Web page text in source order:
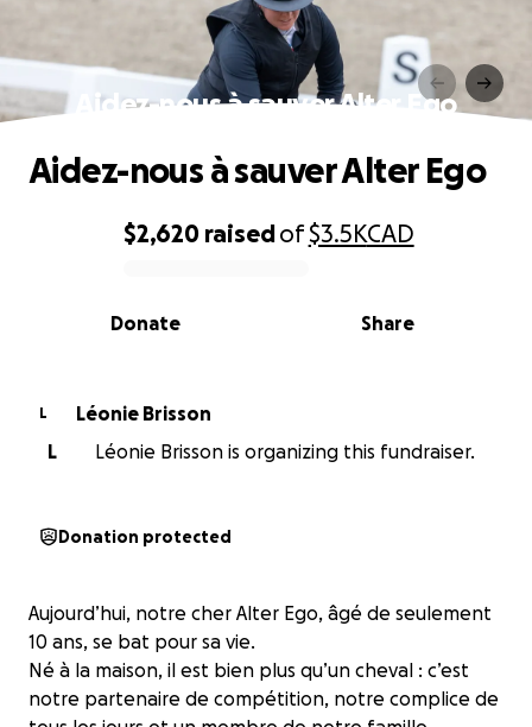
Aidez-nous à sauver Alter Ego
0% complete
$2,620 raisedof$3.5KCAD
Share
Donate
Aidez-nous à sauver Alter Ego
L
Léonie Brisson
L
Léonie Brisson is organizing this fundraiser.
Donation protected
Aujourd’hui, notre cher Alter Ego, âgé de seulement
10 ans, se bat pour sa vie.
Né à la maison, il est bien plus qu’un cheval : c’est
notre partenaire de compétition, notre complice de